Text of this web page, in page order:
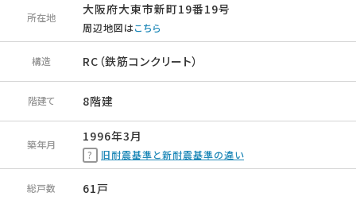
所在地
大阪府大東市新町19番19号
周辺地図はこちら
構造 RC（鉄筋コンクリート）
階建て 8階建
築年月
1996年3月
旧耐震基準と新耐震基準の違い
総戸数 61戸